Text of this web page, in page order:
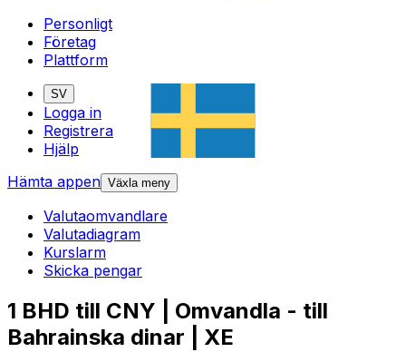
Personligt
Företag
Plattform
SV
Logga in
Registrera
Hjälp
Hämta appen Växla meny
Valutaomvandlare
Valutadiagram
Kurslarm
Skicka pengar
1 BHD till CNY | Omvandla - till
Bahrainska dinar | XE